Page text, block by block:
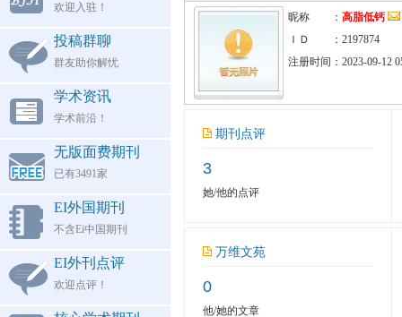
欢迎入驻！
投稿群聊
群友助你解忧
学术资讯
学术前沿！
无版面费期刊
已有3491家
EI外国期刊
不含Ei中国期刊
EI外刊点评
欢迎点评！
昵称 ： 高脂低钙
ＩＤ ：2197874
注册时间：2023-09-12
期刊点评
3
她/他的点评
万维文苑
0
他/她的文章